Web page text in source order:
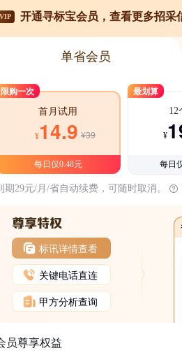
VIP 开通寻标宝会员，查看更多招采
单省会员
限购一次
首月试用
¥14.9 ¥39
每日仅0.48元
最划算
12
¥
每日
期29元/月/省自动续费，可随时取消。
标讯详情查看
关键电话直连
甲方分析查询
员尊享权益